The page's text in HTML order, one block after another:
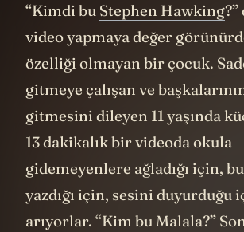
“Kimdi bu Stephen Hawking
video yapmaya değer
özelliği olmayan bir çocuk.
gitmeye çalışan ve
gitmesini dileyen 11 yaşında
13 dakikalık bir videoda okula
gidemeyenlere ağladığı için,
yazdığı için, sesini duyurduğu
arıyorlar. “Kim bu Malala?”